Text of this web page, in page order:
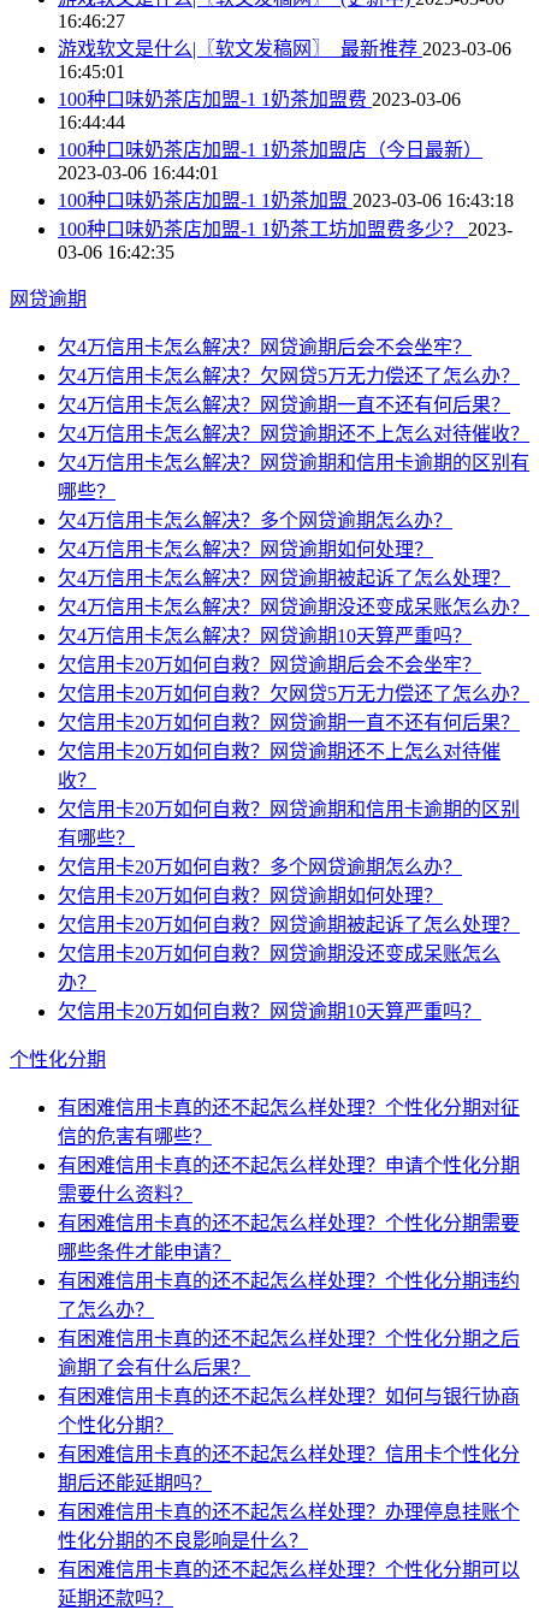
16:46:27
游戏软文是什么|〖软文发稿网〗_最新推荐 2023-03-06
16:45:01
100种口味奶茶店加盟-1 1奶茶加盟费 2023-03-06
16:44:44
100种口味奶茶店加盟-1 1奶茶加盟店（今日最新）
2023-03-06 16:44:01
100种口味奶茶店加盟-1 1奶茶加盟 2023-03-06 16:43:18
100种口味奶茶店加盟-1 1奶茶工坊加盟费多少？ 2023-
03-06 16:42:35
网贷逾期
欠4万信用卡怎么解决？网贷逾期后会不会坐牢？
欠4万信用卡怎么解决？欠网贷5万无力偿还了怎么办？
欠4万信用卡怎么解决？网贷逾期一直不还有何后果？
欠4万信用卡怎么解决？网贷逾期还不上怎么对待催收？
欠4万信用卡怎么解决？网贷逾期和信用卡逾期的区别有
哪些？
欠4万信用卡怎么解决？多个网贷逾期怎么办？
欠4万信用卡怎么解决？网贷逾期如何处理？
欠4万信用卡怎么解决？网贷逾期被起诉了怎么处理？
欠4万信用卡怎么解决？网贷逾期没还变成呆账怎么办？
欠4万信用卡怎么解决？网贷逾期10天算严重吗？
欠信用卡20万如何自救？网贷逾期后会不会坐牢？
欠信用卡20万如何自救？欠网贷5万无力偿还了怎么办？
欠信用卡20万如何自救？网贷逾期一直不还有何后果？
欠信用卡20万如何自救？网贷逾期还不上怎么对待催
收？
欠信用卡20万如何自救？网贷逾期和信用卡逾期的区别
有哪些？
欠信用卡20万如何自救？多个网贷逾期怎么办？
欠信用卡20万如何自救？网贷逾期如何处理？
欠信用卡20万如何自救？网贷逾期被起诉了怎么处理？
欠信用卡20万如何自救？网贷逾期没还变成呆账怎么
办？
欠信用卡20万如何自救？网贷逾期10天算严重吗？
个性化分期
有困难信用卡真的还不起怎么样处理？个性化分期对征
信的危害有哪些？
有困难信用卡真的还不起怎么样处理？申请个性化分期
需要什么资料？
有困难信用卡真的还不起怎么样处理？个性化分期需要
哪些条件才能申请？
有困难信用卡真的还不起怎么样处理？个性化分期违约
了怎么办？
有困难信用卡真的还不起怎么样处理？个性化分期之后
逾期了会有什么后果？
有困难信用卡真的还不起怎么样处理？如何与银行协商
个性化分期？
有困难信用卡真的还不起怎么样处理？信用卡个性化分
期后还能延期吗？
有困难信用卡真的还不起怎么样处理？办理停息挂账个
性化分期的不良影响是什么？
有困难信用卡真的还不起怎么样处理？个性化分期可以
延期还款吗？